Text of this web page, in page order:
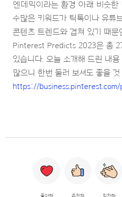
엔데믹이라는 환경 아래 비슷한
수많은 키워드가 틱톡이나 유튜
콘텐츠 트렌드와 겹쳐 있기 때문
Pinterest Predicts 2023은 총
있습니다. 오늘 소개해 드린 내용
많으니 한번 둘러 보셔도 좋을
https://